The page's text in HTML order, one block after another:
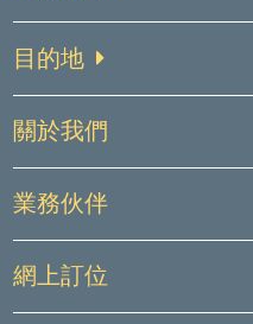
目的地
關於我們
業務伙伴
網上訂位